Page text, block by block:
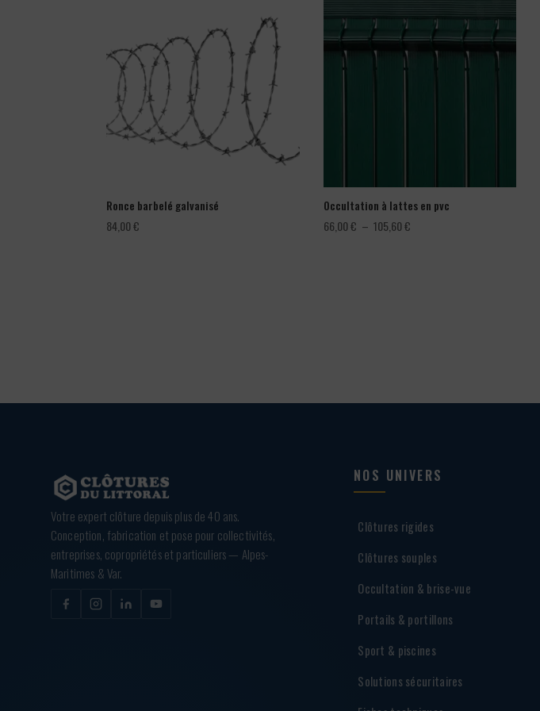
Ronce barbelé galvanisé
84,00€
Occultation à lattes en pvc
66,00€ – 105,60€Plage
Votre expert clôture depuis plus de 40 ans.
Conception, fabrication et pose pour collectivités,
entreprises, copropriétés et particuliers — Alpes-
Maritimes & Var.
NOS UNIVERS
Clôtures rigides
Clôtures souples
Occultation & brise-vue
Portails & portillons
Sport & piscines
Solutions sécuritaires